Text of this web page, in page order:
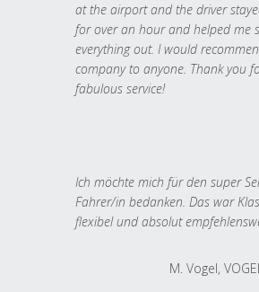
at the airport and the driver
for over an hour and helped me
everything out. I would
company to anyone. Thank you
fabulous service!
Ich möchte mich für den super
Fahrer/in bedanken. Das war
flexibel und absolut
M. Vogel,